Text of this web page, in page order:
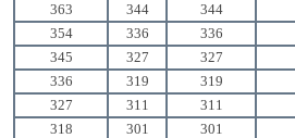
363
344 344
354
336 336
345
327 327
336
319 319
327
311 311
318
301 301